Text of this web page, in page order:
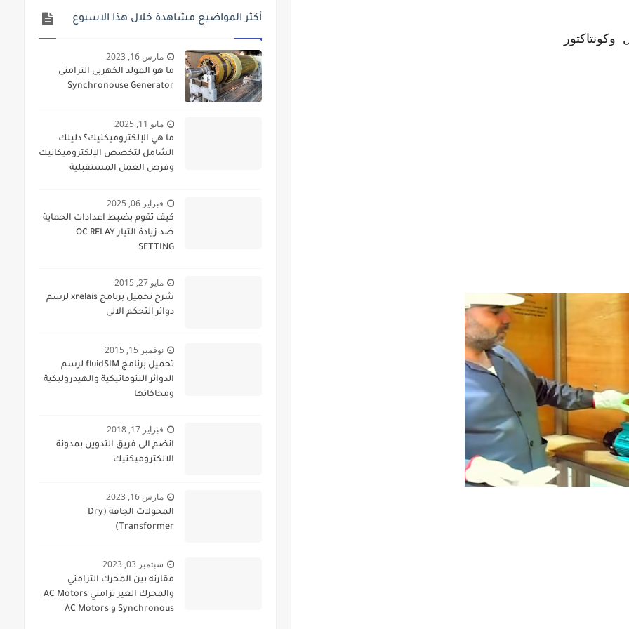
أكثر المواضيع مشاهدة خلال هذا الاسبوع
مارس 16, 2023
ما هو المولد الكهربى التزامنى
Synchronouse Generator
مايو 11, 2025
ما هي الإلكتروميكنيك؟ دليلك
الشامل لتخصص الإلكتروميكانيك
وفرص العمل المستقبلية
فبراير 06, 2025
كيف تقوم بضبط اعدادات الحماية
ضد زيادة التيار OC RELAY
SETTING
مايو 27, 2015
شرح تحميل برنامج xrelais لرسم
دوائر التحكم الالى
نوفمبر 15, 2015
تحميل برنامج fluidSIM لرسم
الدوائر البنوماتيكية والهيدروليكية
ومحاكاتها
فبراير 17, 2018
انضم الى فريق التدوين بمدونة
الالكتروميكنيك
مارس 16, 2023
المحولات الجافة (Dry
Transformer)
سبتمبر 03, 2023
مقارنه بين المحرك التزامني
والمحرك الغير تزامني AC Motors
Synchronous و AC Motors